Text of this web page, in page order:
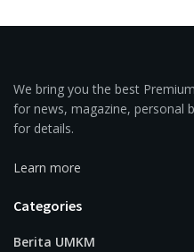
We bring you the best
for news, magazine, personal
for details.
Learn more
Categories
Berita UMKM